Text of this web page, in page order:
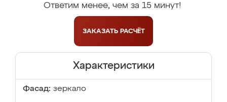
Ответим менее, чем за 15 минут!
ЗАКАЗАТЬ РАСЧЁТ
Характеристики
Фасад: зеркало